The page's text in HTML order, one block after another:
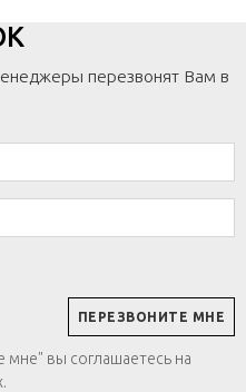
перезвонят Вам в
мне" вы соглашаетесь на